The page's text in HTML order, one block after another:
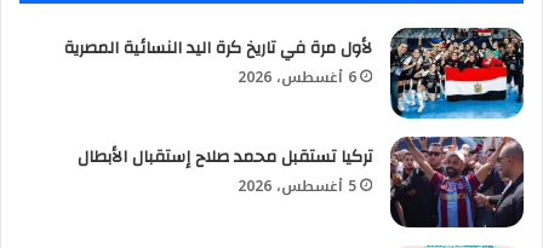
لأول مرة في تاريخ كرة اليد النسائية المصرية
6 أغسطس، 2026
تركيا تستقبل محمد صلاح إستقبال الأبطال
5 أغسطس، 2026